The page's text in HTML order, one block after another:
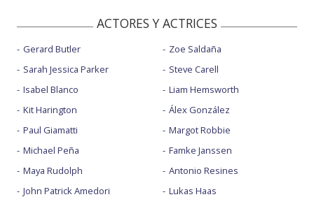
ACTORES Y ACTRICES
Gerard Butler
Sarah Jessica Parker
Isabel Blanco
Kit Harington
Paul Giamatti
Michael Peña
Maya Rudolph
John Patrick Amedori
Zoe Saldaña
Steve Carell
Liam Hemsworth
Álex González
Margot Robbie
Famke Janssen
Antonio Resines
Lukas Haas